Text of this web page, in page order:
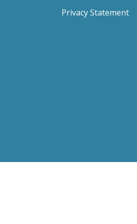
Privacy Statement